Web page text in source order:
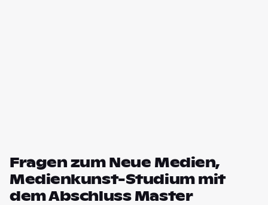
Fragen zum Neue Medien,
Medienkunst-Studium mit
dem Abschluss Master